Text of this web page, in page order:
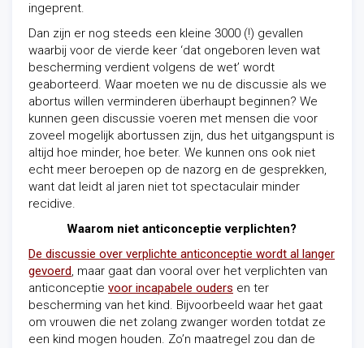
ingeprent.
Dan zijn er nog steeds een kleine 3000 (!) gevallen
waarbij voor de vierde keer ‘dat ongeboren leven wat
bescherming verdient volgens de wet’ wordt
geaborteerd. Waar moeten we nu de discussie als we
abortus willen verminderen überhaupt beginnen? We
kunnen geen discussie voeren met mensen die voor
zoveel mogelijk abortussen zijn, dus het uitgangspunt is
altijd hoe minder, hoe beter. We kunnen ons ook niet
echt meer beroepen op de nazorg en de gesprekken,
want dat leidt al jaren niet tot spectaculair minder
recidive.
Waarom niet anticonceptie verplichten?
De discussie over verplichte anticonceptie wordt al langer
gevoerd, maar gaat dan vooral over het verplichten van
anticonceptie voor incapabele ouders en ter
bescherming van het kind. Bijvoorbeeld waar het gaat
om vrouwen die net zolang zwanger worden totdat ze
een kind mogen houden. Zo’n maatregel zou dan de